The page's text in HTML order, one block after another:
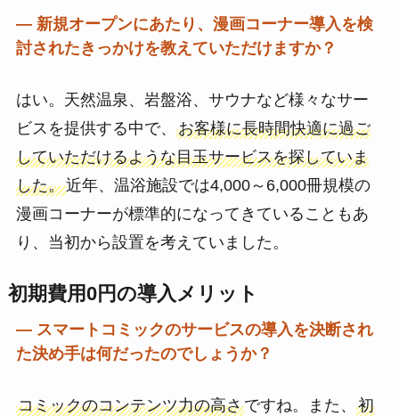
― 新規オープンにあたり、漫画コーナー導入を検
討されたきっかけを教えていただけますか？
はい。天然温泉、岩盤浴、サウナなど様々なサー
ビスを提供する中で、 お客様に長時間快適に過ご
していただけるような目玉サービスを探していま
した。近年、温浴施設では4,000～6,000冊規模の
漫画コーナーが標準的になってきていることもあ
り、当初から設置を考えていました。
初期費用0円の導入メリット
― スマートコミックのサービスの導入を決断され
た決め手は何だったのでしょうか？
コミックのコンテンツ力の高さですね。また、 初